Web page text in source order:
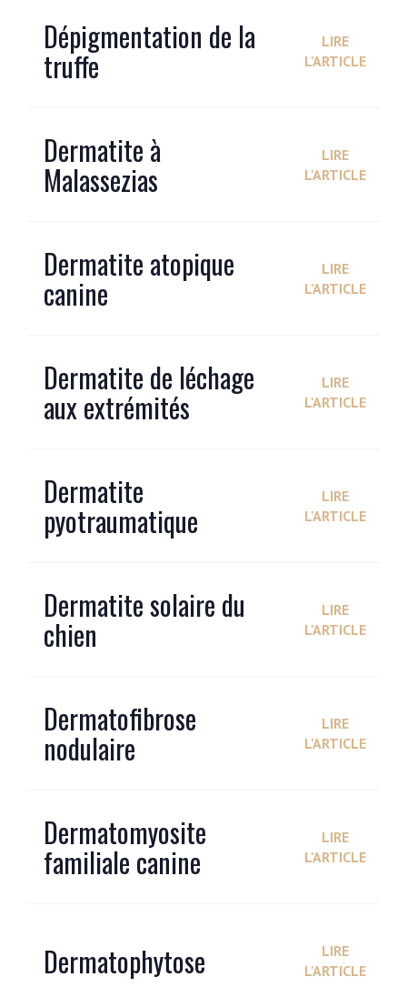
Dépigmentation de la
truffe
LIRE
L'ARTICLE
Dermatite à
Malassezias
LIRE
L'ARTICLE
Dermatite atopique
canine
LIRE
L'ARTICLE
Dermatite de léchage
aux extrémités
LIRE
L'ARTICLE
Dermatite
pyotraumatique
LIRE
L'ARTICLE
Dermatite solaire du
chien
LIRE
L'ARTICLE
Dermatofibrose
nodulaire
LIRE
L'ARTICLE
Dermatomyosite
familiale canine
LIRE
L'ARTICLE
Dermatophytose
LIRE
L'ARTICLE